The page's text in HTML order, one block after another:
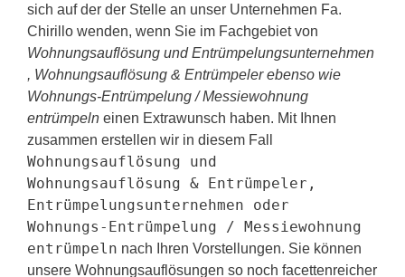
sich auf der der Stelle an unser Unternehmen Fa.
Chirillo wenden, wenn Sie im Fachgebiet von
Wohnungsauflösung und Entrümpelungsunternehmen
, Wohnungsauflösung & Entrümpeler ebenso wie
Wohnungs-Entrümpelung / Messiewohnung
entrümpeln einen Extrawunsch haben. Mit Ihnen
zusammen erstellen wir in diesem Fall
Wohnungsauflösung und
Wohnungsauflösung & Entrümpeler,
Entrümpelungsunternehmen oder
Wohnungs-Entrümpelung / Messiewohnung
entrümpeln nach Ihren Vorstellungen. Sie können
unsere Wohnungsauflösungen so noch facettenreicher